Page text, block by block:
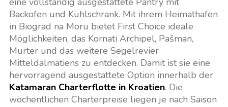
Backofen und Kühlschrank. Mit ihrem Heimathafen
in Biograd na Moru bietet First Choice ideale
Möglichkeiten, das Kornati Archipel, Pašman,
Murter und das weitere Segelrevier
Mitteldalmatiens zu entdecken. Damit ist sie eine
hervorragend ausgestattete Option innerhalb der
Katamaran Charterflotte in Kroatien. Die
wöchentlichen Charterpreise liegen je nach Saison